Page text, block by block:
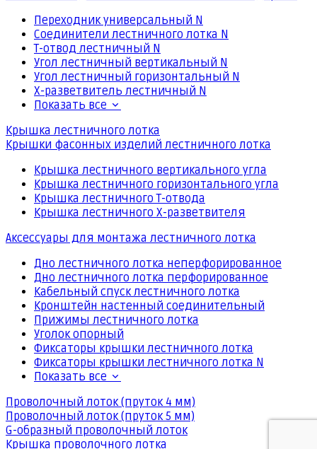
Переходник универсальный N
Соединители лестничного лотка N
Т-отвод лестничный N
Угол лестничный вертикальный N
Угол лестничный горизонтальный N
Х-разветвитель лестничный N
Показать все
Крышка лестничного лотка
Крышки фасонных изделий лестничного лотка
Крышка лестничного вертикального угла
Крышка лестничного горизонтального угла
Крышка лестничного Т-отвода
Крышка лестничного Х-разветвителя
Аксессуары для монтажа лестничного лотка
Дно лестничного лотка неперфорированное
Дно лестничного лотка перфорированное
Кабельный спуск лестничного лотка
Кронштейн настенный соединительный
Прижимы лестничного лотка
Уголок опорный
Фиксаторы крышки лестничного лотка
Фиксаторы крышки лестничного лотка N
Показать все
Проволочный лоток (пруток 4 мм)
Проволочный лоток (пруток 5 мм)
G-образный проволочный лоток
Крышка проволочного лотка